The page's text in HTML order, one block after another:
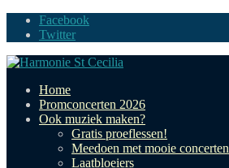
Facebook
Twitter
Home
Promconcerten 2026
Ook muziek maken?
Gratis proeflessen!
Meedoen met mooie concerten
Laatbloeiers